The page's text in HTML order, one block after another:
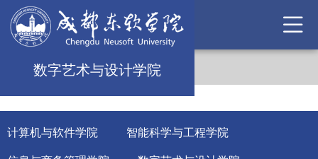
数字艺术与设计学院
计算机与软件学院 智能科学与工程学院